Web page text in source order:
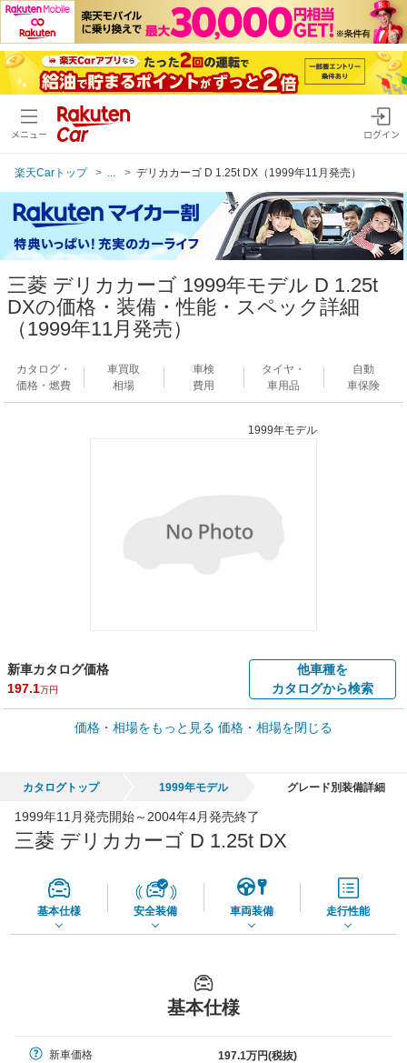
メニュー ログイン
楽天Carトップ デリカカーゴ D 1.25t DX（1999年11月発売）
三菱 デリカカーゴ 1999年モデル D 1.25t
DXの価格・装備・性能・スペック詳細
（1999年11月発売）
カタログ・
価格・燃費
車買取
相場
車検
費用
タイヤ・
車用品
自動
車保険
1999年モデル
新車カタログ価格
197.1万円
他車種を
カタログから検索
車買取価格 *
車買取相場
65,050円
価格・相場をもっと見る 価格・相場を閉じる
カタログトップ 1999年モデル グレード別装備詳細
1999年11月発売開始～2004年4月発売終了
三菱 デリカカーゴ D 1.25t DX
基本仕様 安全装備 車両装備 走行性能
基本仕様
新車価格 197.1万円(税抜)